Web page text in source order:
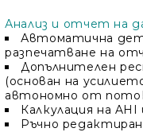
Анализ и отчет на
Автоматична
разпечатване на
Допълнителен
(основан на
автономно от
Калкулация на AHI
Ръчно